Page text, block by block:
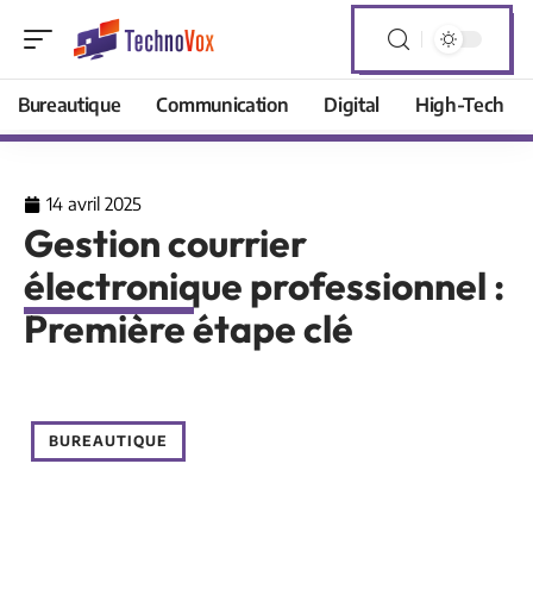
Bureautique Communication Digital High-Tech
14 avril 2025
Gestion courrier
électronique professionnel :
Première étape clé
BUREAUTIQUE